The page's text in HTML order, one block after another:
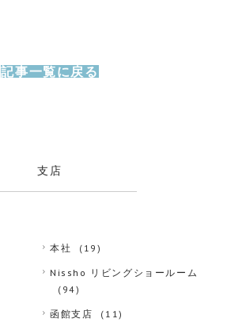
記事一覧に戻る
支店
本社 (19)
Nissho リビングショールーム
(94)
函館支店 (11)